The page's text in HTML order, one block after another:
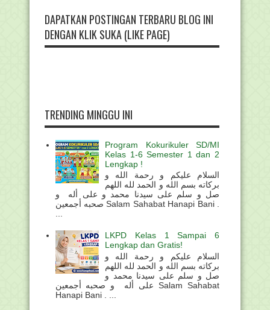
DAPATKAN POSTINGAN TERBARU BLOG INI
DENGAN KLIK SUKA (LIKE PAGE)
TRENDING MINGGU INI
Program Kokurikuler SD/MI
Kelas 1-6 Semester 1 dan 2
Lengkap !
السلام عليكم و رحمة الله و
بركاته بسم الله و الحمد لله اللهم
صل و سلم على سيدنا محمد و على أله و
صحبه أجمعين Salam Sahabat Hanapi Bani .
...
LKPD Kelas 1 Sampai 6
Lengkap dan Gratis!
السلام عليكم و رحمة الله و
بركاته بسم الله و الحمد لله اللهم
صل و سلم على سيدنا محمد و
على أله و صحبه أجمعين Salam Sahabat
Hanapi Bani . ...